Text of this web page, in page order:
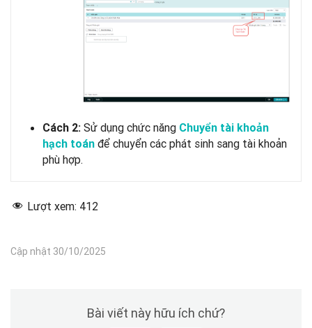
Cách 2: Sử dụng chức năng Chuyển tài khoản
hạch toán để chuyển các phát sinh sang tài khoản
phù hợp.
Lượt xem: 412
Cập nhật 30/10/2025
Bài viết này hữu ích chứ?